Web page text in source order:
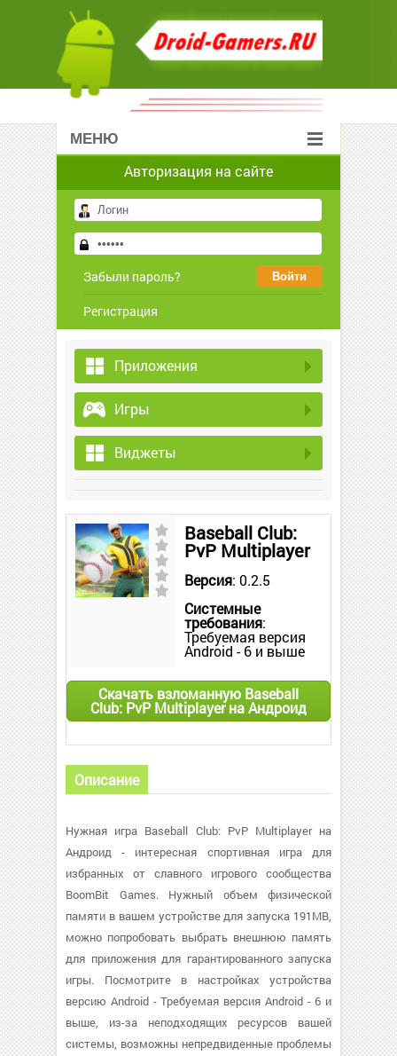
МЕНЮ
Авторизация на сайте
Забыли пароль?
Регистрация
Приложения
Игры
Виджеты
Baseball Club:
PvP Multiplayer
Версия: 0.2.5
Системные
требования:
Требуемая версия
Android - 6 и выше
Скачать взломанную Baseball
Club: PvP Multiplayer на Андроид
Описание
Нужная игра Baseball Club: PvP Multiplayer на
Андроид - интересная спортивная игра для
избранных от славного игрового сообщества
BoomBit Games. Нужный объем физической
памяти в вашем устройстве для запуска 191MB,
можно попробовать выбрать внешнюю память
для приложения для гарантированного запуска
игры. Посмотрите в настройках устройства
версию Android - Требуемая версия Android - 6 и
выше, из-за неподходящих ресурсов вашей
системы, возможны непредвиденные проблемы